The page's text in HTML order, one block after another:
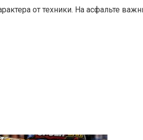
от техники. На асфальте